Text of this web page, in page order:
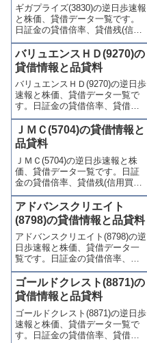
やすくまとめて掲載していま
す。
ギガプライズ(3830)の逆日歩速報
と株価、貸借データ一覧です。
日証金の貸借倍率、貸借残(信用
買残、信用売残)、品貸料(逆日
歩)、東証の週末残高、規制(注意
喚起・申込停止)など、空売り関
連情報を集計し、図解でわかり
やすくまとめて掲載していま
す。
バリュエンスＨＤ(9270)の
貸借情報と品貸料
バリュエンスＨＤ(9270)の逆日歩
速報と株価、貸借データ一覧で
す。日証金の貸借倍率、貸借残
(信用買残、信用売残)、品貸料
(逆日歩)、東証の週末残高、規制
(注意喚起・申込停止)など、空売
り関連情報を集計し、図解でわ
かりやすくまとめて掲載してい
ます。
ＪＭＣ(5704)の貸借情報と
品貸料
ＪＭＣ(5704)の逆日歩速報と株
価、貸借データ一覧です。日証
金の貸借倍率、貸借残(信用買
残、信用売残)、品貸料(逆日
歩)、東証の週末残高、規制(注意
喚起・申込停止)など、空売り関
連情報を集計し、図解でわかり
やすくまとめて掲載していま
す。
アドバンスクリエイト
(8798)の貸借情報と品貸料
アドバンスクリエイト(8798)の逆
日歩速報と株価、貸借データ一
覧です。日証金の貸借倍率、貸
借残(信用買残、信用売残)、品貸
料(逆日歩)、東証の週末残高、規
制(注意喚起・申込停止)など、空
売り関連情報を集計し、図解で
わかりやすくまとめて掲載して
います。
ゴールドクレスト(8871)の
貸借情報と品貸料
ゴールドクレスト(8871)の逆日歩
速報と株価、貸借データ一覧で
す。日証金の貸借倍率、貸借残